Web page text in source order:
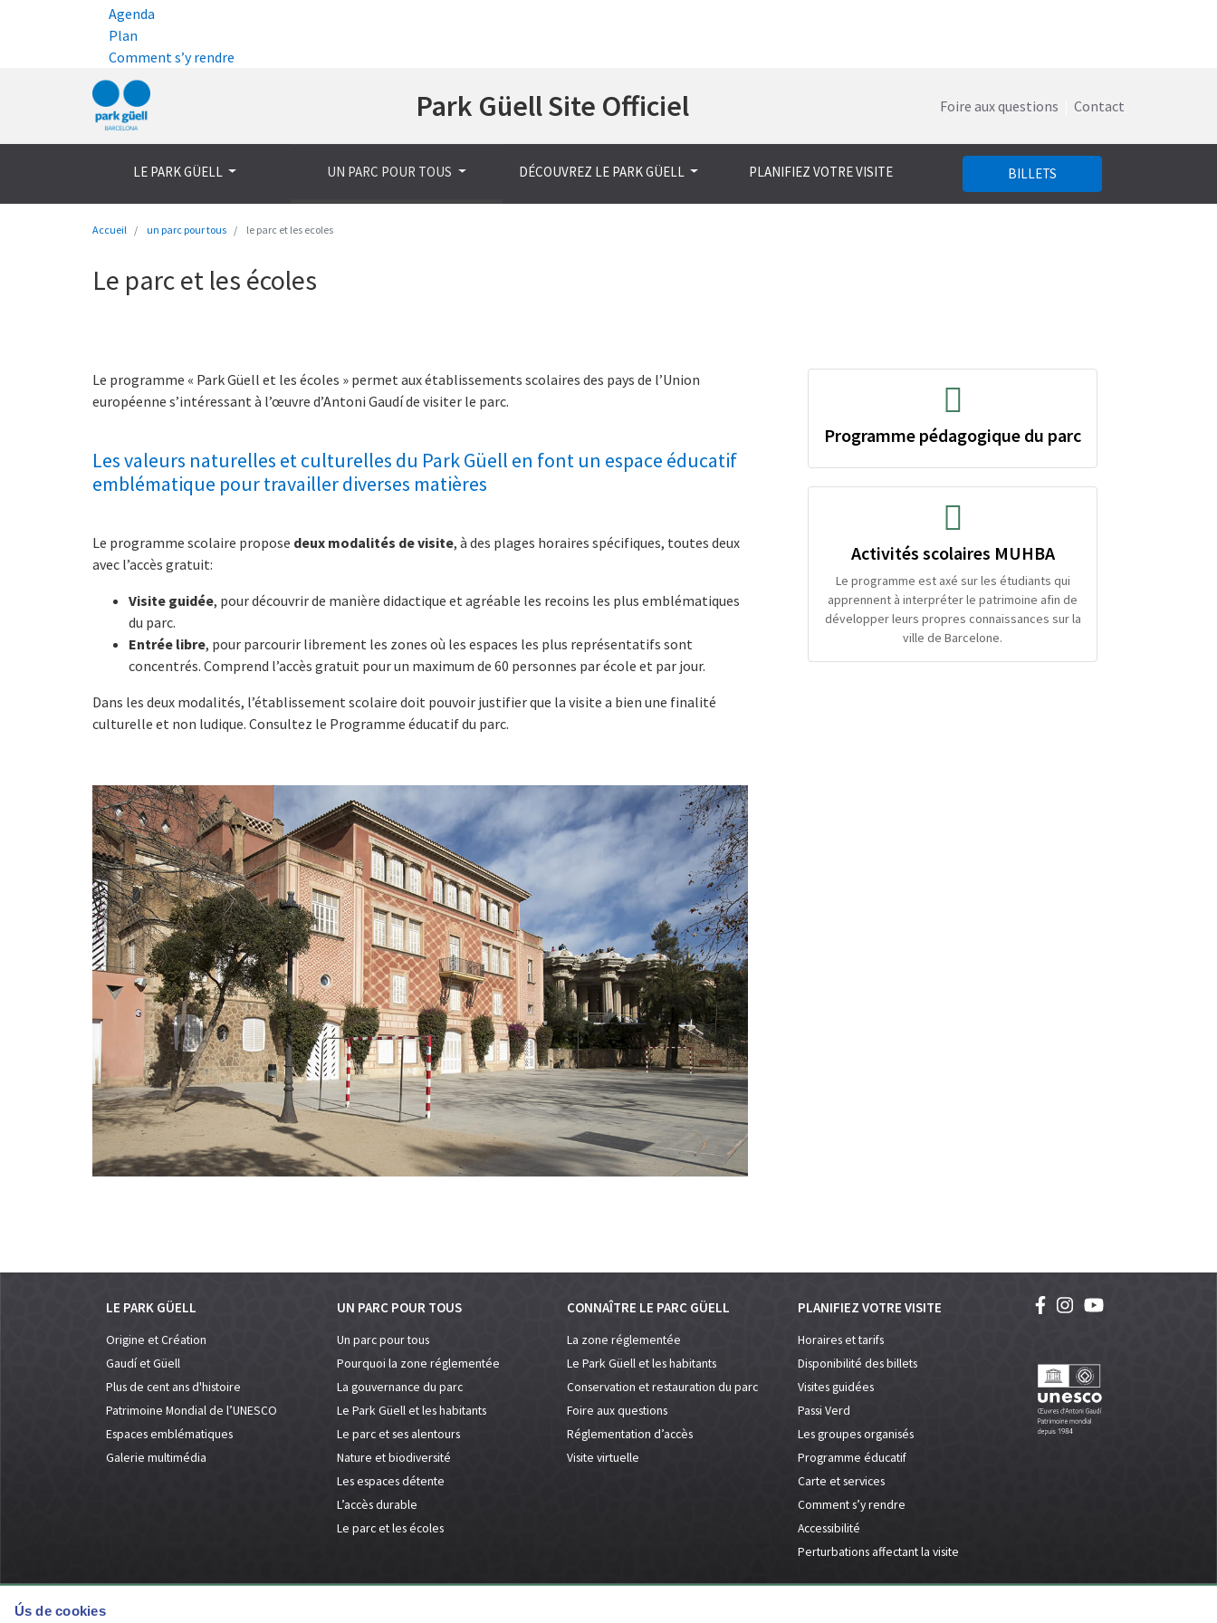
Ús de cookies
Agenda
Plan
Comment s’y rendre
au
principal
Park Güell Site Officiel Foire aux questions Contact
LE PARK GÜELL UN PARC POUR TOUS DÉCOUVREZ LE PARK GÜELL PLANIFIEZ VOTRE VISITE BILLETS
Accueil un parc pour tous le parc et les ecoles
Le parc et les écoles
Le programme « Park Güell et les écoles » permet aux établissements scolaires des pays de l’Union
européenne s’intéressant à l’œuvre d’Antoni Gaudí de visiter le parc.
Les valeurs naturelles et culturelles du Park Güell en font un espace éducatif
emblématique pour travailler diverses matières
Le programme scolaire propose deux modalités de visite, à des plages horaires spécifiques, toutes deux
avec l’accès gratuit:
Visite guidée, pour découvrir de manière didactique et agréable les recoins les plus emblématiques
du parc.
Entrée libre, pour parcourir librement les zones où les espaces les plus représentatifs sont
concentrés. Comprend l’accès gratuit pour un maximum de 60 personnes par école et par jour.
Dans les deux modalités, l’établissement scolaire doit pouvoir justifier que la visite a bien une finalité
culturelle et non ludique. Consultez le Programme éducatif du parc.
Programme pédagogique du parc
Activités scolaires MUHBA
Le programme est axé sur les étudiants qui
apprennent à interpréter le patrimoine afin de
développer leurs propres connaissances sur la
ville de Barcelone.
LE PARK GÜELL
Origine et Création
Gaudí et Güell
Plus de cent ans d'histoire
Patrimoine Mondial de l’UNESCO
Espaces emblématiques
Galerie multimédia
UN PARC POUR TOUS
Un parc pour tous
Pourquoi la zone réglementée
La gouvernance du parc
Le Park Güell et les habitants
Le parc et ses alentours
Nature et biodiversité
Les espaces détente
L’accès durable
Le parc et les écoles
CONNAÎTRE LE PARC GÜELL
La zone réglementée
Le Park Güell et les habitants
Conservation et restauration du parc
Foire aux questions
Réglementation d’accès
Visite virtuelle
PLANIFIEZ VOTRE VISITE
Horaires et tarifs
Disponibilité des billets
Visites guidées
Passi Verd
Les groupes organisés
Programme éducatif
Carte et services
Comment s’y rendre
Accessibilité
Perturbations affectant la visite